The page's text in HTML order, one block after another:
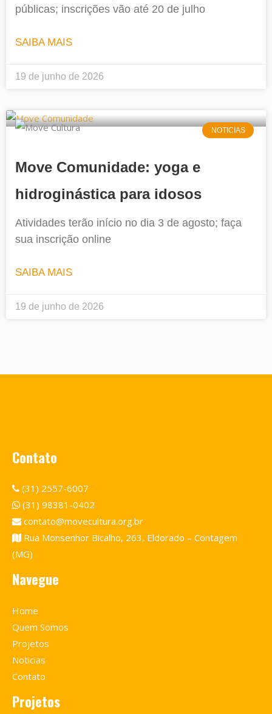
públicas; inscrições vão até 20 de julho
SAIBA MAIS
19 de junho de 2026
NOTICIAS
Move Comunidade: yoga e
hidroginástica para idosos
Atividades terão início no dia 3 de agosto; faça
sua inscrição online
SAIBA MAIS
19 de junho de 2026
Contato
(31) 2557-6007
(31) 98381-0402
contato@movecultura.org.br
Rua Monsenhor Bicalho, 263, Eldorado – Contagem
(MG)
Navegue
Home
Quem Somos
Projetos
Noticias
Contato
Projetos